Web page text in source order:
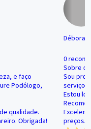
e faço
Podólogo,
qualidade.
Obrigada!
Débora
0
Sobre o
Sou
serviços
Estou
preços.